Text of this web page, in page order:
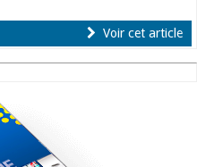
Voir cet article